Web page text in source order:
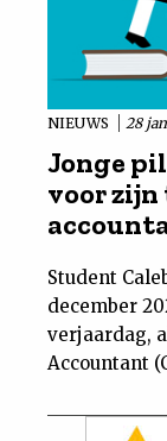
NIEUWS 28
Jonge
voor
Student
december
verjaardag,
Accountant